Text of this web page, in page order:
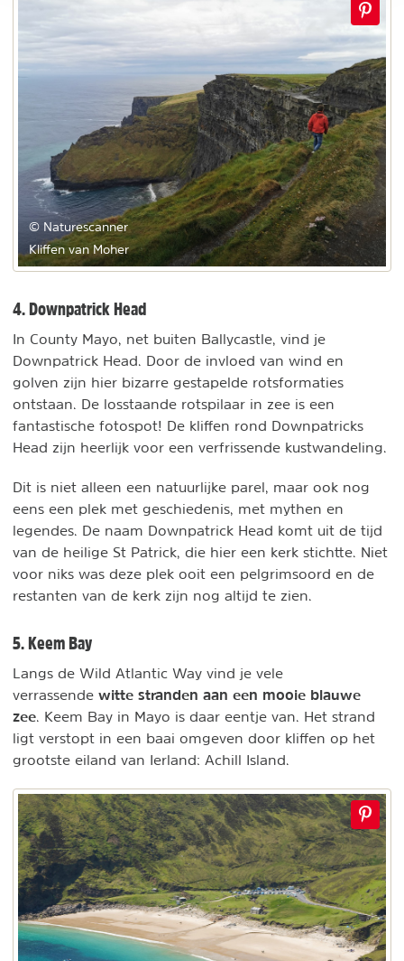
© Naturescanner
Kliffen van Moher
4. Downpatrick Head
In County Mayo, net buiten Ballycastle, vind je
Downpatrick Head. Door de invloed van wind en
golven zijn hier bizarre gestapelde rotsformaties
ontstaan. De losstaande rotspilaar in zee is een
fantastische fotospot! De kliffen rond Downpatricks
Head zijn heerlijk voor een verfrissende kustwandeling.
Dit is niet alleen een natuurlijke parel, maar ook nog
eens een plek met geschiedenis, met mythen en
legendes. De naam Downpatrick Head komt uit de tijd
van de heilige St Patrick, die hier een kerk stichtte. Niet
voor niks was deze plek ooit een pelgrimsoord en de
restanten van de kerk zijn nog altijd te zien.
5. Keem Bay
Langs de Wild Atlantic Way vind je vele
verrassende witte stranden aan een mooie blauwe
zee. Keem Bay in Mayo is daar eentje van. Het strand
ligt verstopt in een baai omgeven door kliffen op het
grootste eiland van Ierland: Achill Island.